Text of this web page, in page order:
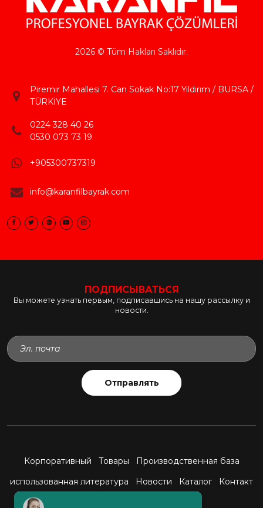
2026 © Tüm Hakları Saklıdır.
Piremir Mahallesi 7. Can Sokak No:17 Yıldırım / BURSA /
TÜRKİYE
0224 328 40 26
0530 073 73 19
+905300737319
info@karanfilbayrak.com
ПОДПИСЫВАТЬСЯ
Вы можете узнать первым, подписавшись на нашу рассылку и
новости.
Отправлять
Корпоративный Товары
Производственная база
использованная литература
Новости Каталог Контакт